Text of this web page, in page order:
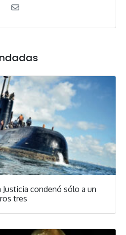
Justicia condenó sólo a un
tres